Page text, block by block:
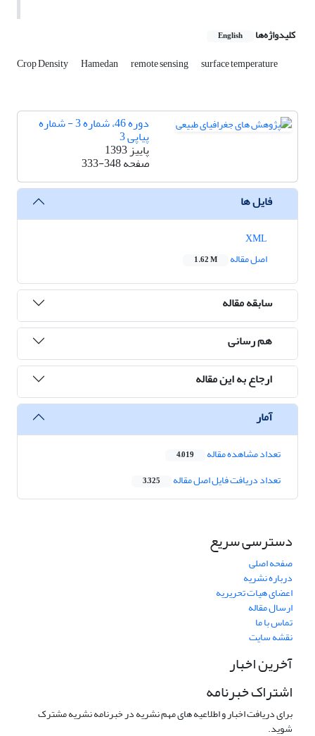
کلیدواژه‌ها English
Crop Density Hamedan remote sensing surface temperature
دوره 46، شماره 3 - شماره
پیاپی 3
پاییز 1393
صفحه333-348
فایل ها
اصل مقاله
1.62 M
سابقه مقاله
هم رسانی
ارجاع به این مقاله
آمار
تعداد مشاهده مقاله 4,019
تعداد دریافت فایل اصل مقاله 3,325
دسترسی سریع
صفحه اصلی
درباره نشریه
اعضای هیات تحریریه
ارسال مقاله
تماس با ما
نقشه سایت
آخرین اخبار
اشتراک خبرنامه
برای دریافت اخبار و اطلاعیه های مهم نشریه در خبرنامه نشریه مشترک
شوید.